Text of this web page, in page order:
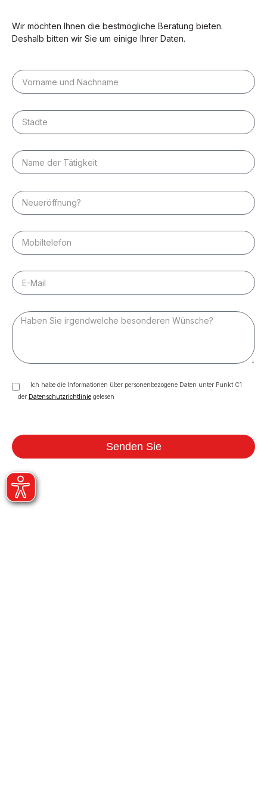
Wir möchten Ihnen die bestmögliche Beratung bieten.
Deshalb bitten wir Sie um einige Ihrer Daten.
Ich habe die Informationen über personenbezogene Daten unter Punkt C1
der Datenschutzrichtlinie gelesen
Senden Sie